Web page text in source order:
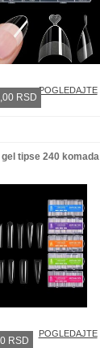
POGLEDAJTE
RSD
tipse 240 komada
POGLEDAJTE
RSD